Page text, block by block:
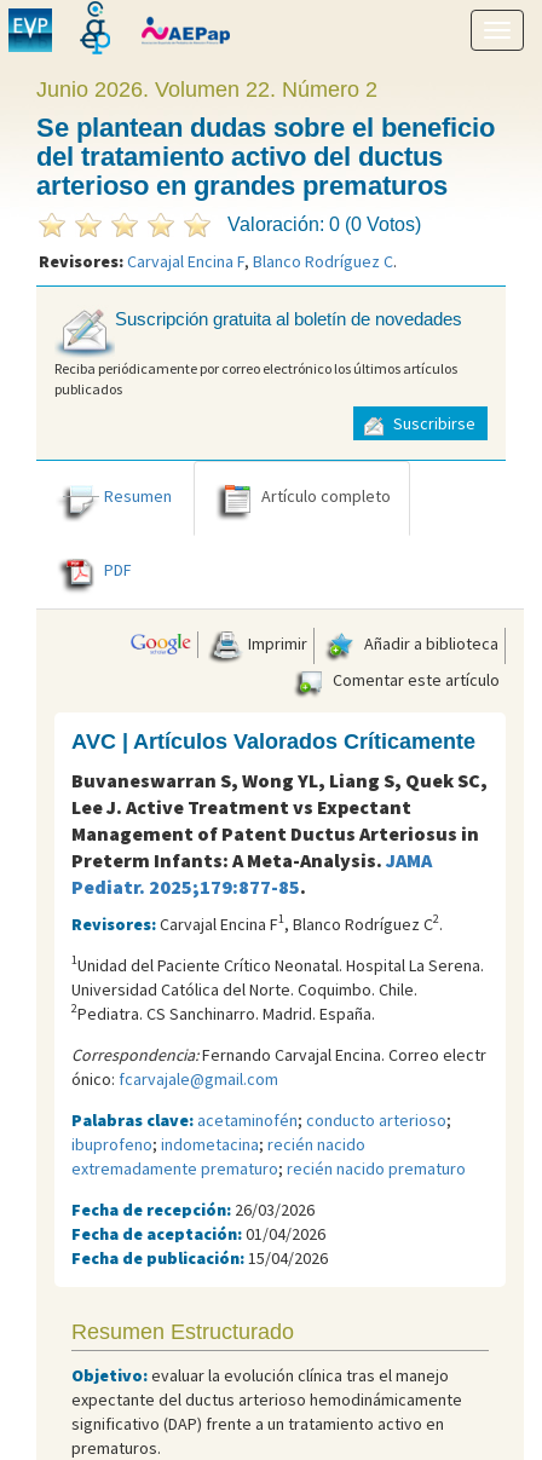
menú
Junio 2026. Volumen 22. Número 2
Se plantean dudas sobre el beneficio
del tratamiento activo del ductus
arterioso en grandes prematuros
Valoración: 0 (0 Votos)
Revisores:Carvajal Encina F, Blanco Rodríguez C.
Suscripción gratuita al boletín de novedades
Reciba periódicamente por correo electrónico los últimos artículos
publicados
Suscribirse
Resumen Artículo completo
PDF
Imprimir
Añadir a biblioteca
Comentar este artículo
AVC | Artículos Valorados Críticamente
Buvaneswarran S, Wong YL, Liang S, Quek SC,
Lee J. Active Treatment vs Expectant
Management of Patent Ductus Arteriosus in
Preterm Infants: A Meta-Analysis. JAMA
Pediatr. 2025;179:877-85.
Revisores:Carvajal Encina F1, Blanco Rodríguez C2.
1Unidad del Paciente Crítico Neonatal. Hospital La Serena.
Universidad Católica del Norte. Coquimbo. Chile.
2Pediatra. CS Sanchinarro. Madrid. España.
Correspondencia:Fernando Carvajal Encina. Correo electr
ónico: fcarvajale@gmail.com
Palabras clave:acetaminofén; conducto arterioso;
ibuprofeno; indometacina; recién nacido
extremadamente prematuro; recién nacido prematuro
Fecha de recepción: 26/03/2026
Fecha de aceptación:01/04/2026
Fecha de publicación: 15/04/2026
Resumen Estructurado
Objetivo:evaluar la evolución clínica tras el manejo
expectante del ductus arterioso hemodinámicamente
significativo (DAP) frente a un tratamiento activo en
prematuros.